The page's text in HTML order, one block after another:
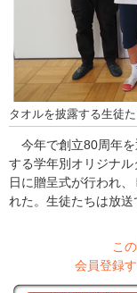
タオルを披露する生徒
今年で創立80周年を
する学年別オリジナ
日に贈呈式が行われ
れた。生徒たちは放
こ
会員登録